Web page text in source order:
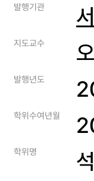
발행기관
지도교수
발행년도
학위수여년월
학위명